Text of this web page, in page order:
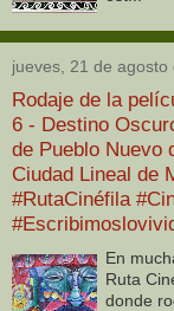
jueves, 21 de agosto
Rodaje de la
6 - Destino
de Pueblo Nuevo
Ciudad Lineal de
#RutaCinéfila
En
Ruta
donde